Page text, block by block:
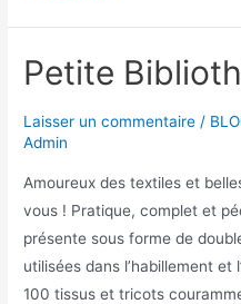
Petite
Laisser un commentaire /
Admin
Amoureux des textiles et
vous ! Pratique, complet et
présente sous forme de
utilisées dans l’habillement et
100 tissus et tricots